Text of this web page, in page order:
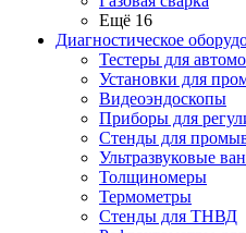
Ещё 16
Диагностическое
Тестеры для
Установки для
Видеоэндоскопы
Приборы для
Стенды для
Ультразвуковые
Толщиномеры
Термометры
Стенды для ТНВД